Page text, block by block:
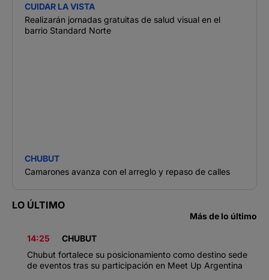
CUIDAR LA VISTA
Realizarán jornadas gratuitas de salud visual en el
barrio Standard Norte
CHUBUT
Camarones avanza con el arreglo y repaso de calles
LO ÚLTIMO
Más de lo último
14:25
CHUBUT
Chubut fortalece su posicionamiento como destino sede
de eventos tras su participación en Meet Up Argentina